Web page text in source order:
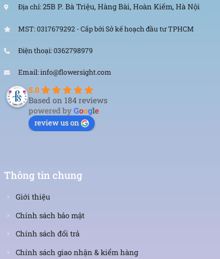
Địa chỉ:25B P. Bà Triệu, Hàng Bài, Hoàn Kiếm, Hà Nội
MST: 0317679292 - Cấp bởi Sở kế hoạch đầu tư TPHCM
Điện thoại: 0362798979
Email: info@flowersight.com
5.0
Based on 184 reviews
powered byGoogle
review us on
Thông tin chung
Giới thiệu
Chính sách bảo mật
Chính sách đổi trả
Chính sách giao nhận & kiểm hàng